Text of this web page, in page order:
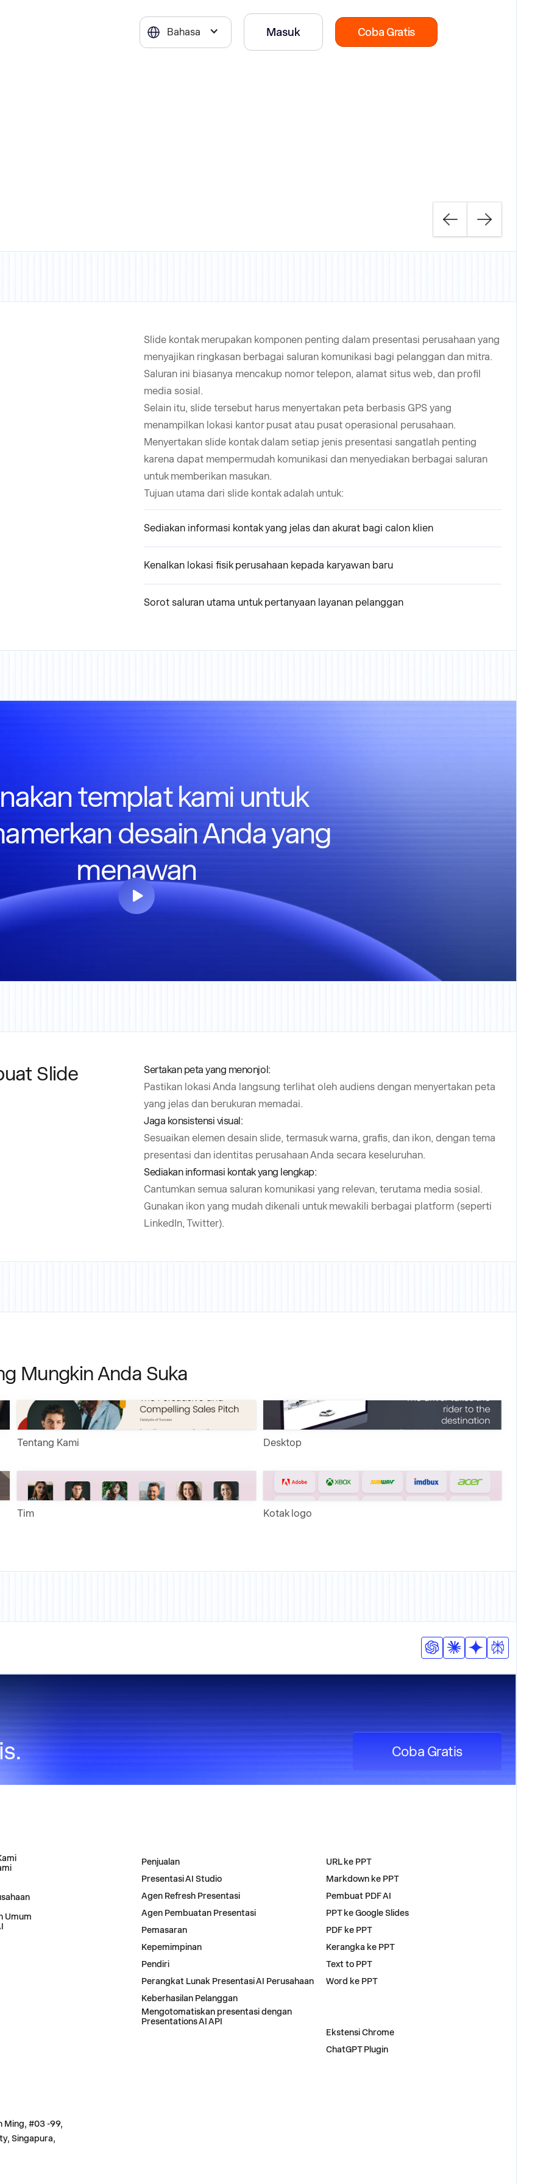
Bahasa Masuk Coba Gratis
Slide kontak merupakan komponen penting dalam presentasi perusahaan yang
menyajikan ringkasan berbagai saluran komunikasi bagi pelanggan dan mitra.
Saluran ini biasanya mencakup nomor telepon, alamat situs web, dan profil
media sosial.
Selain itu, slide tersebut harus menyertakan peta berbasis GPS yang
menampilkan lokasi kantor pusat atau pusat operasional perusahaan.
Menyertakan slide kontak dalam setiap jenis presentasi sangatlah penting
karena dapat mempermudah komunikasi dan menyediakan berbagai saluran
untuk memberikan masukan.
Tujuan utama dari slide kontak adalah untuk:
Sediakan informasi kontak yang jelas dan akurat bagi calon klien
Kenalkan lokasi fisik perusahaan kepada karyawan baru
Sorot saluran utama untuk pertanyaan layanan pelanggan
templat kami untuk
desain Anda yang
menawan
Slide
Sertakan peta yang menonjol:
Pastikan lokasi Anda langsung terlihat oleh audiens dengan menyertakan peta
yang jelas dan berukuran memadai.
Jaga konsistensi visual:
Sesuaikan elemen desain slide, termasuk warna, grafis, dan ikon, dengan tema
presentasi dan identitas perusahaan Anda secara keseluruhan.
Sediakan informasi kontak yang lengkap:
Cantumkan semua saluran komunikasi yang relevan, terutama media sosial.
Gunakan ikon yang mudah dikenali untuk mewakili berbagai platform (seperti
LinkedIn, Twitter).
Mungkin Anda Suka
Tentang Kami Desktop
Tim Kotak logo
Coba Gratis
Umum
Penjualan
Presentasi AI Studio
Agen Refresh Presentasi
Agen Pembuatan Presentasi
Pemasaran
Kepemimpinan
Pendiri
Perangkat Lunak Presentasi AI Perusahaan
Keberhasilan Pelanggan
Mengotomatiskan presentasi dengan
Presentations AI API
URL ke PPT
Markdown ke PPT
Pembuat PDF AI
PPT ke Google Slides
PDF ke PPT
Kerangka ke PPT
Text to PPT
Word ke PPT
Ekstensi Chrome
ChatGPT Plugin
Ming, #03 -99,
Singapura,